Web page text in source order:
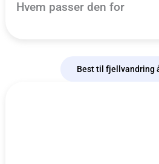
Hvem passer den for
Best til fjellvandring